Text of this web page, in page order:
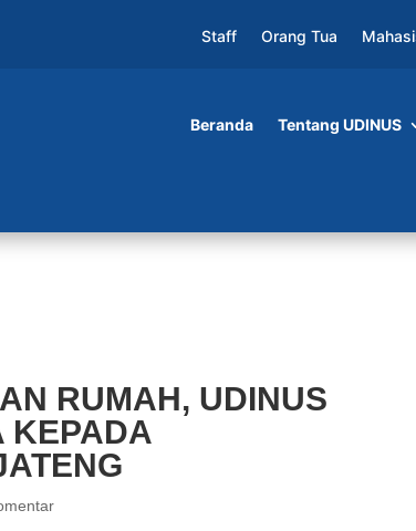
Staff Orang Tua
Beranda Tentang UDINUS
RUMAH, UDINUS
KEPADA